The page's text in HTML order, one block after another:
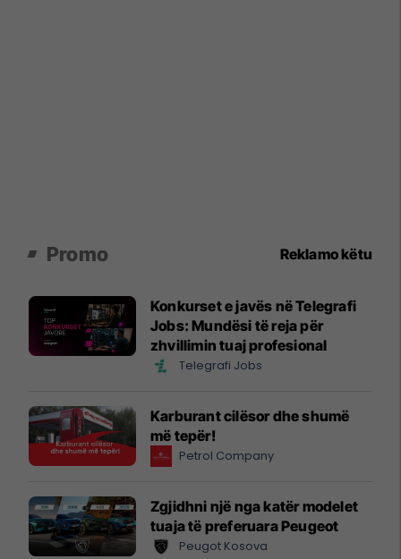
Promo Reklamo këtu
Konkurset e javës në Telegrafi
Jobs: Mundësi të reja për
zhvillimin tuaj profesional
Telegrafi Jobs
Karburant cilësor dhe shumë
më tepër!
Petrol Company
Zgjidhni një nga katër modelet
tuaja të preferuara Peugeot
Peugot Kosova